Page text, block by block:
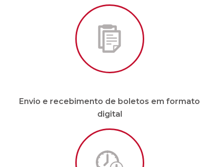
Envio e recebimento de boletos em formato
digital
Malote sob demanda